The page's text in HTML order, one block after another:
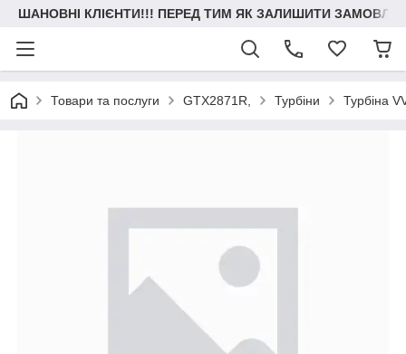
ШАНОВНІ КЛІЄНТИ!!! ПЕРЕД ТИМ ЯК ЗАЛИШИТИ
Товари та послуги GTX2871R, Турбіни Турбіна